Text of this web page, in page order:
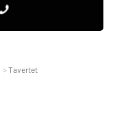
Tavertet